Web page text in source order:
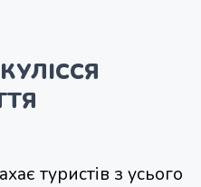
туристів з усього